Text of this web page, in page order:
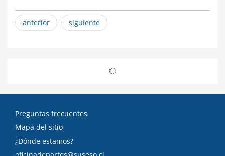
anterior siguiente
Preguntas frecuentes
Mapa del sitio
¿Dónde estamos?